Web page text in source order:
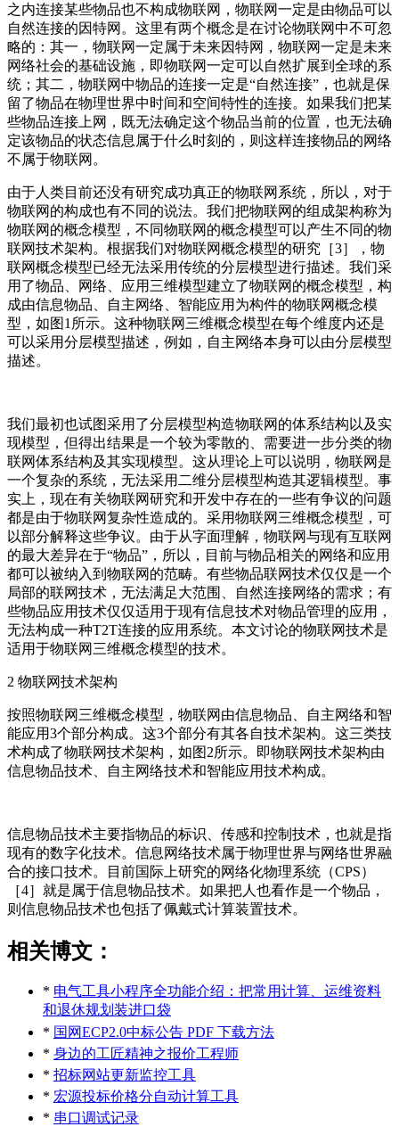
之内连接某些物品也不构成物联网，物联网一定是由物品可以
自然连接的因特网。这里有两个概念是在讨论物联网中不可忽
略的：其一，物联网一定属于未来因特网，物联网一定是未来
网络社会的基础设施，即物联网一定可以自然扩展到全球的系
统；其二，物联网中物品的连接一定是“自然连接”，也就是保
留了物品在物理世界中时间和空间特性的连接。如果我们把某
些物品连接上网，既无法确定这个物品当前的位置，也无法确
定该物品的状态信息属于什么时刻的，则这样连接物品的网络
不属于物联网。
由于人类目前还没有研究成功真正的物联网系统，所以，对于
物联网的构成也有不同的说法。我们把物联网的组成架构称为
物联网的概念模型，不同物联网的概念模型可以产生不同的物
联网技术架构。根据我们对物联网概念模型的研究［3］，物
联网概念模型已经无法采用传统的分层模型进行描述。我们采
用了物品、网络、应用三维模型建立了物联网的概念模型，构
成由信息物品、自主网络、智能应用为构件的物联网概念模
型，如图1所示。这种物联网三维概念模型在每个维度内还是
可以采用分层模型描述，例如，自主网络本身可以由分层模型
描述。
我们最初也试图采用了分层模型构造物联网的体系结构以及实
现模型，但得出结果是一个较为零散的、需要进一步分类的物
联网体系结构及其实现模型。这从理论上可以说明，物联网是
一个复杂的系统，无法采用二维分层模型构造其逻辑模型。事
实上，现在有关物联网研究和开发中存在的一些有争议的问题
都是由于物联网复杂性造成的。采用物联网三维概念模型，可
以部分解释这些争议。由于从字面理解，物联网与现有互联网
的最大差异在于“物品”，所以，目前与物品相关的网络和应用
都可以被纳入到物联网的范畴。有些物品联网技术仅仅是一个
局部的联网技术，无法满足大范围、自然连接网络的需求；有
些物品应用技术仅仅适用于现有信息技术对物品管理的应用，
无法构成一种T2T连接的应用系统。本文讨论的物联网技术是
适用于物联网三维概念模型的技术。
2 物联网技术架构
按照物联网三维概念模型，物联网由信息物品、自主网络和智
能应用3个部分构成。这3个部分有其各自技术架构。这三类技
术构成了物联网技术架构，如图2所示。即物联网技术架构由
信息物品技术、自主网络技术和智能应用技术构成。
信息物品技术主要指物品的标识、传感和控制技术，也就是指
现有的数字化技术。信息网络技术属于物理世界与网络世界融
合的接口技术。目前国际上研究的网络化物理系统（CPS）
［4］就是属于信息物品技术。如果把人也看作是一个物品，
则信息物品技术也包括了佩戴式计算装置技术。
相关博文：
* 电气工具小程序全功能介绍：把常用计算、运维资料
和退休规划装进口袋
* 国网ECP2.0中标公告 PDF 下载方法
* 身边的工匠精神之报价工程师
* 招标网站更新监控工具
* 宏源投标价格分自动计算工具
* 串口调试记录